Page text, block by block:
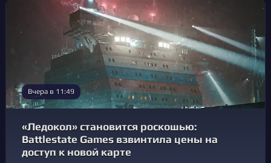
Вчера в 11:49
«Ледокол» становится роскошью:
Battlestate Games взвинтила цены на
доступ к новой карте